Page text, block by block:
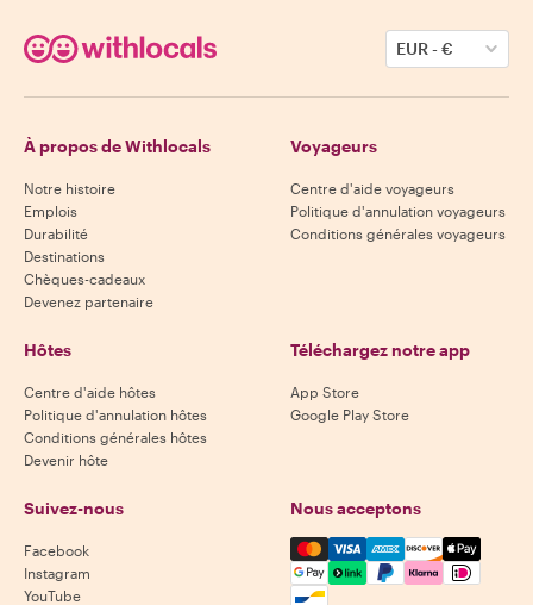
EUR-€
À propos de Withlocals
Notre histoire
Emplois
Durabilité
Destinations
Chèques-cadeaux
Devenez partenaire
Voyageurs
Centre d'aide voyageurs
Politique d'annulation voyageurs
Conditions générales voyageurs
Hôtes
Centre d'aide hôtes
Politique d'annulation hôtes
Conditions générales hôtes
Devenir hôte
Téléchargez notre app
App Store
Google Play Store
Suivez-nous
Facebook
Instagram
YouTube
Nous acceptons
Mastercard, Visa, Amex,